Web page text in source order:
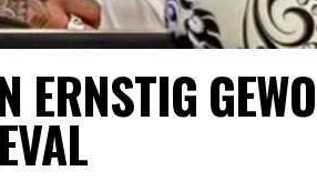
ERNSTIG